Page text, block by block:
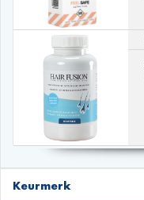
Keurmerk